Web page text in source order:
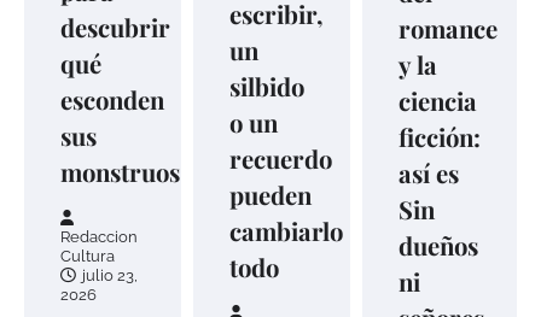
descubrir
qué
esconden
sus
monstruos
Redaccion
Cultura
julio 23,
2026
escribir,
un
silbido
o un
recuerdo
pueden
cambiarlo
todo
romance
y la
ciencia
ficción:
así es
Sin
dueños
ni